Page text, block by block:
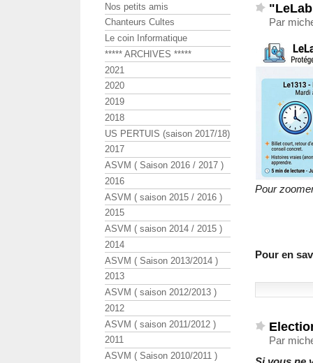
Par
Pour
Pour en
Par
Nos petits amis
Chanteurs Cultes
Le coin Informatique
***** ARCHIVES *****
2021
2020
2019
2018
US PERTUIS (saison 2017/18)
2017
ASVM ( Saison 2016 / 2017 )
2016
ASVM ( saison 2015 / 2016 )
2015
ASVM ( saison 2014 / 2015 )
2014
ASVM ( Saison 2013/2014 )
2013
ASVM ( saison 2012/2013 )
2012
ASVM ( saison 2011/2012 )
2011
ASVM ( Saison 2010/2011 )